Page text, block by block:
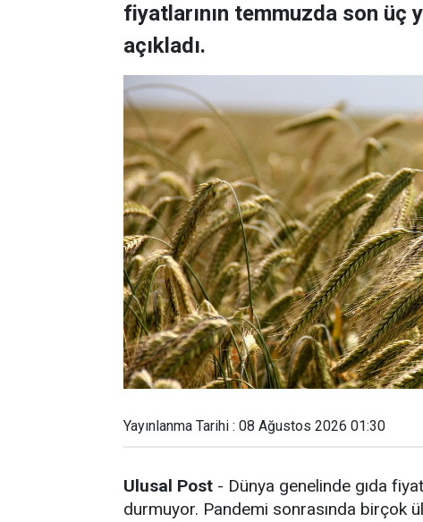
fiyatlarının temmuzda son üç
açıkladı.
Yayınlanma Tarihi : 08 Ağustos 2026 01:30
Ulusal Post - Dünya genelinde gıda
durmuyor. Pandemi sonrasında birçok